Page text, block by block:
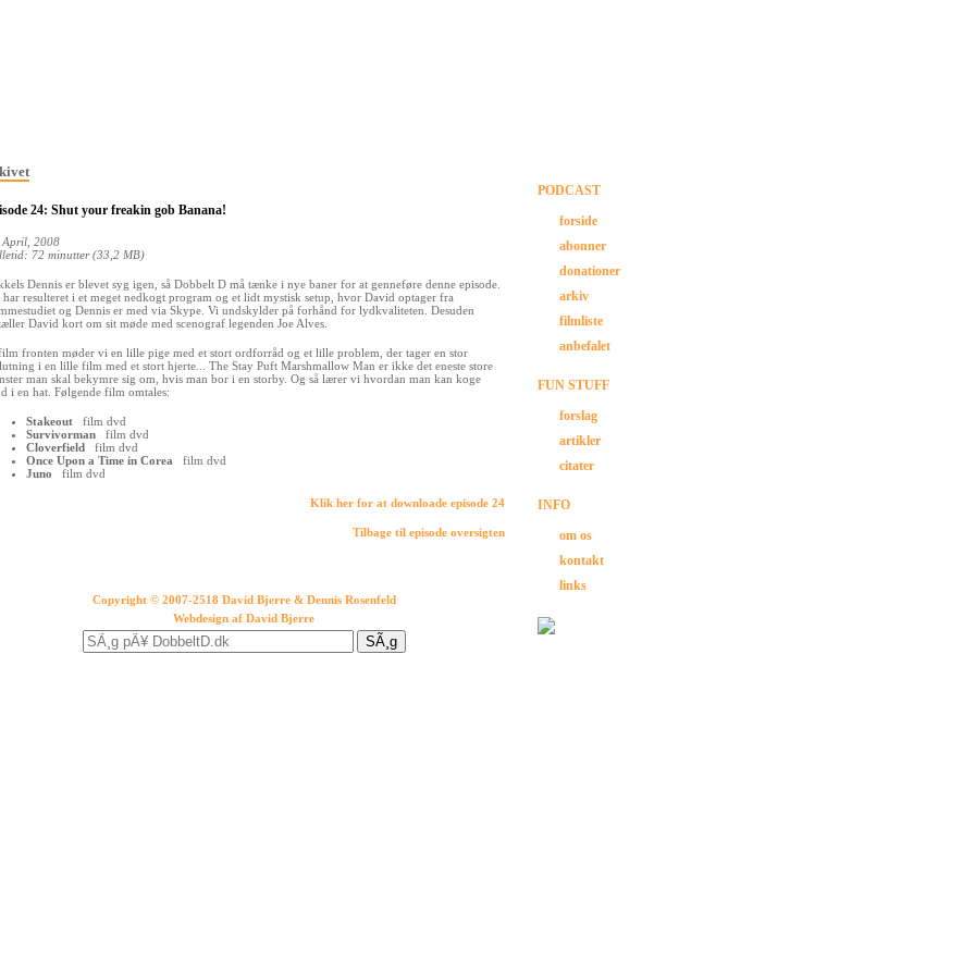
PODCAST
forside
abonner
donationer
arkiv
filmliste
anbefalet
FUN STUFF
forslag
artikler
citater
INFO
om os
kontakt
links
24: Shut your freakin gob Banana!
April, 2008
72 minutter (33,2 MB)
Dennis er blevet syg igen, så Dobbelt D må tænke i nye baner for at genneføre denne episode.
har resulteret i et meget nedkogt program og et lidt mystisk setup, hvor David optager fra
og Dennis er med via Skype. Vi undskylder på forhånd for lydkvaliteten. Desuden
David kort om sit møde med scenograf legenden Joe Alves.
fronten møder vi en lille pige med et stort ordforråd og et lille problem, der tager en stor
i en lille film med et stort hjerte... The Stay Puft Marshmallow Man er ikke det eneste store
man skal bekymre sig om, hvis man bor i en storby. Og så lærer vi hvordan man kan koge
i en hat. Følgende film omtales:
Stakeout film dvd
Survivorman film dvd
Cloverfield film dvd
Once Upon a Time in Corea film dvd
Juno film dvd
Klik her for at downloade episode 24
Tilbage til episode oversigten
Copyright © 2007-2518 David Bjerre & Dennis Rosenfeld
Webdesign af David Bjerre
SÃ¸g